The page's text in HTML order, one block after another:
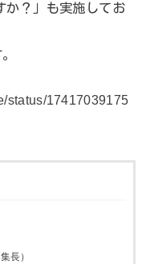
か？」も実施してお
status/17417039175
長）